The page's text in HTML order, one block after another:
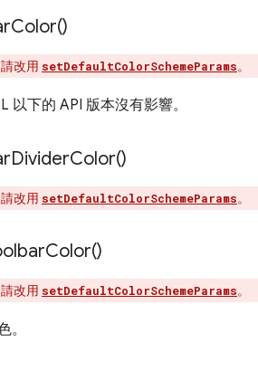
Color()
改用 setDefaultColorSchemeParams。
以下的 API 版本沒有影響。
DividerColor()
改用 setDefaultColorSchemeParams。
Color()
改用 setDefaultColorSchemeParams。
。